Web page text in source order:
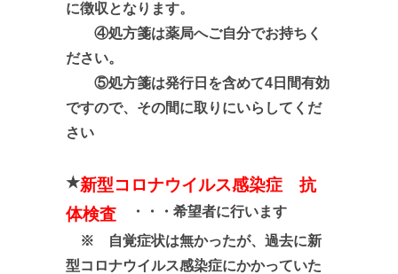
に徴収となります。
④処方箋は薬局へご自分でお持ちく
ださい。
⑤処方箋は発行日を含めて4日間有効
ですので、その間に取りにいらしてくだ
さい
★新型コロナウイルス感染症 抗
体検査 ・・・希望者に行います
※ 自覚症状は無かったが、過去に新
型コロナウイルス感染症にかかっていた